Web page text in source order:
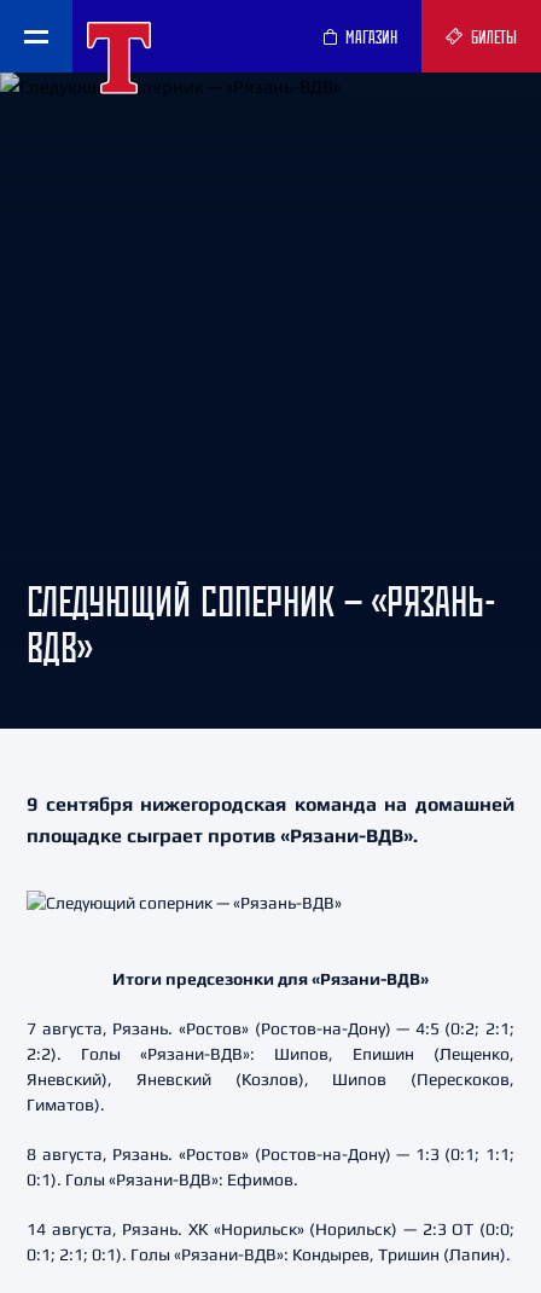
МАГАЗИН БИЛЕТЫ
СЛЕДУЮЩИЙ СОПЕРНИК — «РЯЗАНЬ-
ВДВ»
9 сентября нижегородская команда на домашней
площадке сыграет против «Рязани-ВДВ».
Итоги предсезонки для «Рязани-ВДВ»
7 августа, Рязань. «Ростов» (Ростов-на-Дону) — 4:5 (0:2; 2:1;
2:2). Голы «Рязани-ВДВ»: Шипов, Епишин (Лещенко,
Яневский), Яневский (Козлов), Шипов (Перескоков,
Гиматов).
8 августа, Рязань. «Ростов» (Ростов-на-Дону) — 1:3 (0:1; 1:1;
0:1). Голы «Рязани-ВДВ»: Ефимов.
14 августа, Рязань. ХК «Норильск» (Норильск) — 2:3 ОТ (0:0;
0:1; 2:1; 0:1). Голы «Рязани-ВДВ»: Кондырев, Тришин (Лапин).